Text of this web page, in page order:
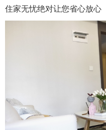
住家无忧绝对让您省心放心